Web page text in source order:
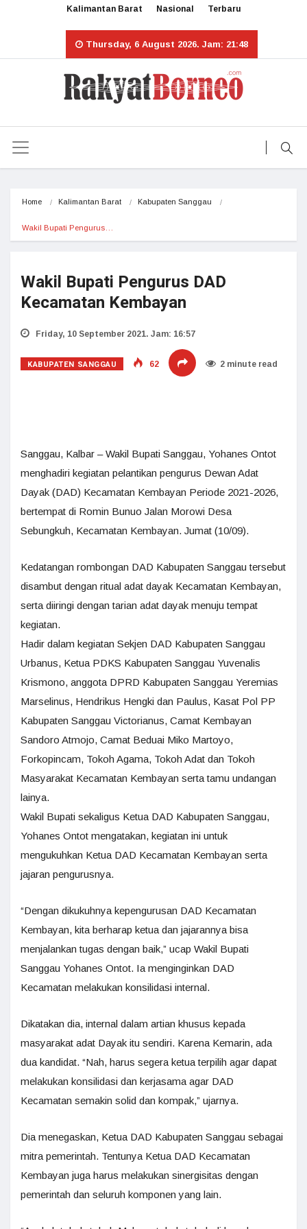
Kalimantan Barat Nasional Terbaru
Thursday, 6 August 2026. Jam: 21:48
Home Kalimantan Barat Kabupaten Sanggau
Wakil Bupati Pengurus…
Wakil Bupati Pengurus DAD
Kecamatan Kembayan
Friday, 10 September 2021. Jam: 16:57
KABUPATEN SANGGAU 62 2 minute read
Sanggau, Kalbar – Wakil Bupati Sanggau, Yohanes Ontot
menghadiri kegiatan pelantikan pengurus Dewan Adat
Dayak (DAD) Kecamatan Kembayan Periode 2021-2026,
bertempat di Romin Bunuo Jalan Morowi Desa
Sebungkuh, Kecamatan Kembayan. Jumat (10/09).
Kedatangan rombongan DAD Kabupaten Sanggau tersebut
disambut dengan ritual adat dayak Kecamatan Kembayan,
serta diiringi dengan tarian adat dayak menuju tempat
kegiatan.
Hadir dalam kegiatan Sekjen DAD Kabupaten Sanggau
Urbanus, Ketua PDKS Kabupaten Sanggau Yuvenalis
Krismono, anggota DPRD Kabupaten Sanggau Yeremias
Marselinus, Hendrikus Hengki dan Paulus, Kasat Pol PP
Kabupaten Sanggau Victorianus, Camat Kembayan
Sandoro Atmojo, Camat Beduai Miko Martoyo,
Forkopincam, Tokoh Agama, Tokoh Adat dan Tokoh
Masyarakat Kecamatan Kembayan serta tamu undangan
lainya.
Wakil Bupati sekaligus Ketua DAD Kabupaten Sanggau,
Yohanes Ontot mengatakan, kegiatan ini untuk
mengukuhkan Ketua DAD Kecamatan Kembayan serta
jajaran pengurusnya.
“Dengan dikukuhnya kepengurusan DAD Kecamatan
Kembayan, kita berharap ketua dan jajarannya bisa
menjalankan tugas dengan baik,” ucap Wakil Bupati
Sanggau Yohanes Ontot. Ia menginginkan DAD
Kecamatan melakukan konsilidasi internal.
Dikatakan dia, internal dalam artian khusus kepada
masyarakat adat Dayak itu sendiri. Karena Kemarin, ada
dua kandidat. “Nah, harus segera ketua terpilih agar dapat
melakukan konsilidasi dan kerjasama agar DAD
Kecamatan semakin solid dan kompak,” ujarnya.
Dia menegaskan, Ketua DAD Kabupaten Sanggau sebagai
mitra pemerintah. Tentunya Ketua DAD Kecamatan
Kembayan juga harus melakukan sinergisitas dengan
pemerintah dan seluruh komponen yang lain.